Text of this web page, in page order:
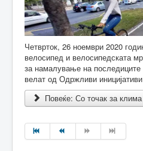
Четврток, 26 ноември 2020
велосипед и велосипедската
за намалување на
велат од Одржливи
Повеќе: Со точак за клима